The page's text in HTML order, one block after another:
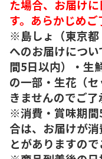
た場合、お届け
す。あらかじめご
※島しょ（東京都
へのお届けにつ
間5日以内）・生
の一部・生花（
きませんのでご了
※消費・賞味期間
合は、お届けが
とがありますので